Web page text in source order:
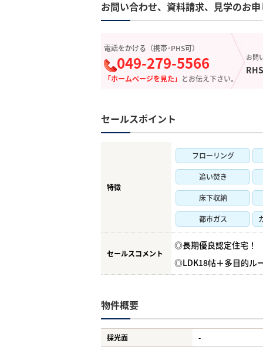
お問い合わせ、資料請求、見学のお
電話をかける（携帯･PHS可）
049-279-5566
「ホームページを見た」 とお伝え下さい。
お問
セールスポイント
特徴
フローリング
追い焚き
床下収納
都市ガス
セールスコメント
◎長期優良認定住宅！
◎LDK18帖＋多目的ル
物件概要
採光面
-